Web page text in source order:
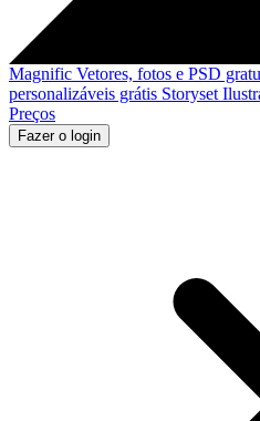
Magnific Vetores, fotos e PSD
personalizáveis grátis Storyset
Preços
Fazer o login